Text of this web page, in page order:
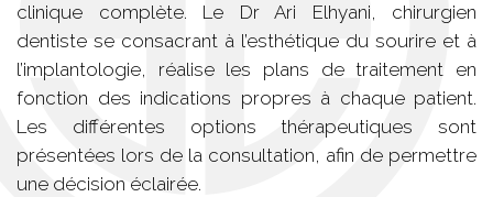
clinique complète. Le Dr Ari Elhyani, chirurgien
dentiste se consacrant à l’esthétique du sourire et à
l’implantologie, réalise les plans de traitement en
fonction des indications propres à chaque patient.
Les différentes options thérapeutiques sont
présentées lors de la consultation, afin de permettre
une décision éclairée.